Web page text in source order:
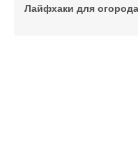
Лайфхаки для огорода